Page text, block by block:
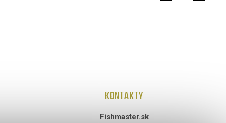
KONTAKTY
Fishmaster.sk